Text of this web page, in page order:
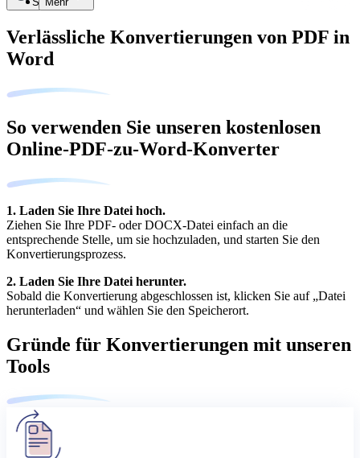
Verlässliche Konvertierungen von PDF in
Word
So verwenden Sie unseren kostenlosen
Online-PDF-zu-Word-Konverter
1. Laden Sie Ihre Datei hoch.
Ziehen Sie Ihre PDF- oder DOCX-Datei einfach an die
entsprechende Stelle, um sie hochzuladen, und starten Sie den
Konvertierungsprozess.
2. Laden Sie Ihre Datei herunter.
Sobald die Konvertierung abgeschlossen ist, klicken Sie auf „Datei
herunterladen“ und wählen Sie den Speicherort.
Gründe für Konvertierungen mit unseren
Tools